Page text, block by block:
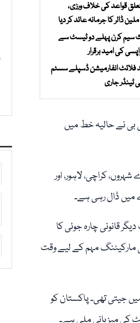
قواعد کی خلاف ورزی،
سیم کرن پہلے دو ٹیسٹ سے
کی امید برقرار
فلائٹ انفارمیشن ڈسپلے سسٹم
ٹینڈر جاری
بی نے حالیہ خط میں
کے تین بڑے شہروں، کراچی، لاہور، اور
میں ڈال رہی ہے۔
بصورت دیگر قانونی چارہ جوئی کا
مارکیٹنگ مہم کے لیے وقت
میں جیتی تھی۔ پاکستان کو